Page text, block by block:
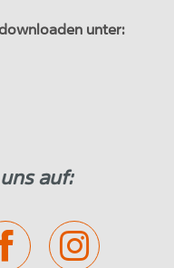
unter:
auf: